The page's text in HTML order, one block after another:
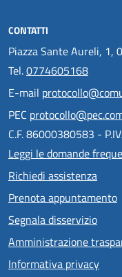
CONTATTI
Piazza Sante Aureli, 1,
Tel.0774605168
E-mail
PEC
C.F. 86000380583 -
Leggi le domande
Richiedi assistenza
Prenota appuntamento
Segnala disservizio
Amministrazione
Informativa privacy